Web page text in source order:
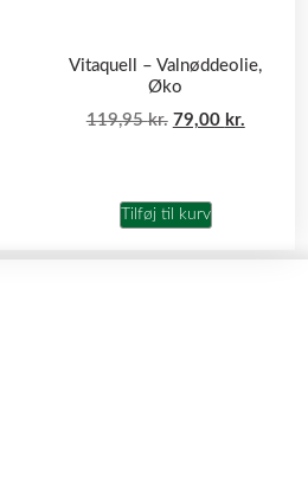
Vitaquell – Valnøddeolie,
Øko
119,95kr. 79,00 kr.
Tilføj til kurv